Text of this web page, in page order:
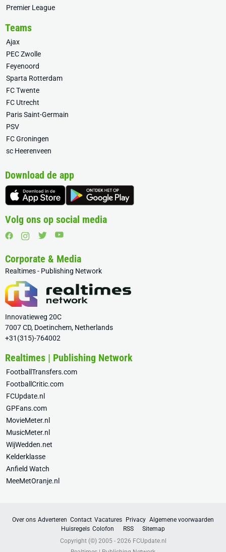
Premier League
Teams
Ajax
PEC Zwolle
Feyenoord
Sparta Rotterdam
FC Twente
FC Utrecht
Paris Saint-Germain
PSV
FC Groningen
sc Heerenveen
Download de app
Volg ons op social media
Corporate & Media
Realtimes - Publishing Network
Innovatieweg 20C
7007 CD, Doetinchem, Netherlands
+31(315)-764002
Realtimes | Publishing Network
FootballTransfers.com
FootballCritic.com
FCUpdate.nl
GPFans.com
MovieMeter.nl
MusicMeter.nl
WijWedden.net
Kelderklasse
Anfield Watch
MeeMetOranje.nl
Over ons Adverteren Contact Vacatures Privacy Algemene voorwaarden
Huisregels Colofon RSS
Sitemap
Copyright (©) 2005 - 2026 FCUpdate.nl